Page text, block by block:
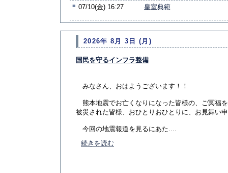
■ 07/10(金) 16:27 皇室典範
2026年 8月 3日 (月)
国民を守るインフラ整備
みなさん、おはようございます！！
熊本地震でお亡くなりになった皆様の、ご冥福
被災された皆様、おひとりおひとりに、お見舞い
今回の地震報道を見るにあた....
続きを読む